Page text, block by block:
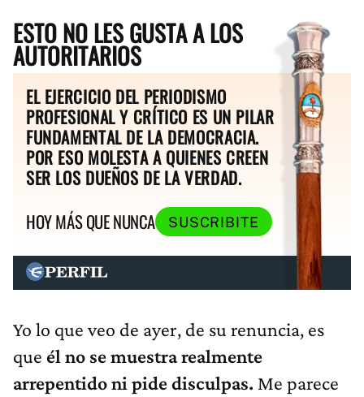
ESTO NO LES GUSTA A LOS
AUTORITARIOS
EL EJERCICIO DEL PERIODISMO
PROFESIONAL Y CRÍTICO ES UN PILAR
FUNDAMENTAL DE LA DEMOCRACIA.
POR ESO MOLESTA A QUIENES CREEN
SER LOS DUEÑOS DE LA VERDAD.
HOY MÁS QUE NUNCA
SUSCRIBITE
Yo lo que veo de ayer, de su renuncia, es
que él no se muestra realmente
arrepentido ni pide disculpas. Me parece